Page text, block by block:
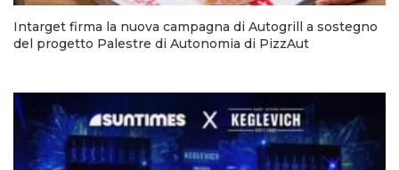
Intarget firma la nuova campagna di Autogrill a sostegno
del progetto Palestre di Autonomia di PizzAut